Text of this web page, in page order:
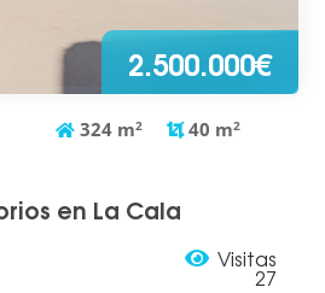
2.500.000€
324 m2 40 m2
en La Cala
Visitas
27